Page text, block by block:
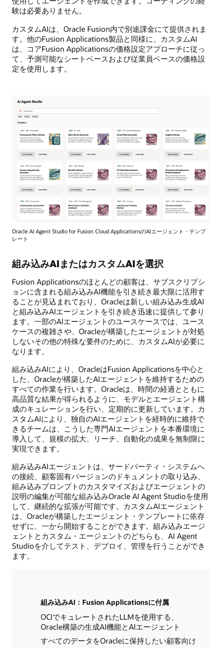
験は必要ありません。
カスタムAIは、Oracle Fusion内で別途課金にて提供されま
す。他のFusion Applications製品と同様に、カスタムAI
は、コアFusion Applicationsの価格設定アプローチに従っ
て、予測可能なシートベースおよび従業員ベースの価格設
定を使用します。
Oracle AI Agent Studio for Fusion Cloud ApplicationsのAIエージェント・テンプ
レート
組み込みAIまたはカスタムAIを選択
Fusion Applicationsのほとんどの顧客は、サブスクリプシ
ョンに含まれる組み込みAI機能を引き続き最大限に活用す
ることが見込まれており、Oracleは新しい組み込み生成AI
と組み込みAIエージェントを引き続き迅速に提供して参り
ます。一部のAIエージェントのユースケースでは、ユース
ケースの複雑さや、Oracleが構築したエージェントが対処
しないその他の特殊な要件のために、カスタムAIが必要に
なります。
組み込みAIにより、OracleはFusion Applicationsを中心と
した、Oracleが構築したAIエージェントを維持するための
すべての作業を行います。Oracleは、時間の経過とともに
高品質な結果が得られるように、モデルとエージェント構
成のキュレーションを行い、定期的に更新しています。カ
スタムAIにより、独自のAIエージェントを経時的に維持で
きるチームは、こうした専門AIエージェントを本番環境に
導入して、規模の拡大、リーチ、自動化の成果を無制限に
実現できます。
組み込みAIエージェントは、サードパーティ・システムへ
の接続、顧客固有バージョンのドキュメントの取り込み、
組み込みプロンプトのカスタマイズおよびエージェントの
説明の編集が可能な組み込みOracle AI Agent Studioを使用
して、継続的な拡張が可能です。カスタムAIエージェント
は、Oracleが構築したエージェント・テンプレートに依存
せずに、一から開始することができます。組み込みエージ
ェントとカスタム・エージェントのどちらも、AI Agent
Studioを介してテスト、デプロイ、管理を行うことができ
ます。
組み込みAI：Fusion Applicationsに付属
OCIでキュレートされたLLMを使用する、
Oracle構築の生成AI機能とAIエージェント
すべてのデータをOracleに保持したい顧客向け